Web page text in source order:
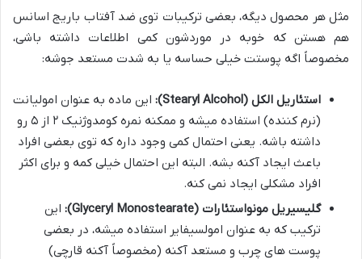
مثل هر محصول دیگه، بعضی ترکیبات توی ضد آفتاب باریج اسانس
هم هستن که خوبه در موردشون کمی اطلاعات داشته باشی،
مخصوصاً اگه پوستت خیلی حساسه یا به شدت مستعد جوشه:
استئاریل الکل (Stearyl Alcohol):
این ماده به عنوان امولیانت
(نرم کننده) استفاده میشه و ممکنه نمره کومدوژنیک ۲ از ۵ رو
داشته باشه. یعنی احتمال کمی وجود داره که توی بعضی افراد
باعث ایجاد آکنه بشه. البته این احتمال خیلی کمه و برای اکثر
افراد مشکلی ایجاد نمی کنه.
گلیسیریل مونواستئارات (Glyceryl Monostearate):
این
ترکیب که به عنوان امولسیفایر استفاده میشه، در بعضی
پوست های چرب و مستعد آکنه (مخصوصاً آکنه قارچی)